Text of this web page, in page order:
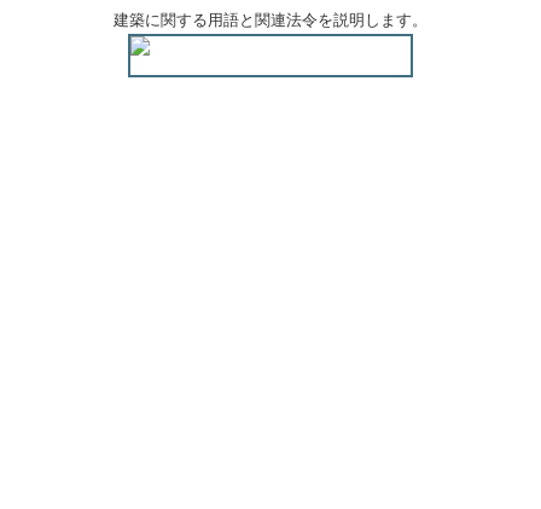
建築に関する用語と関連法令を説明します。